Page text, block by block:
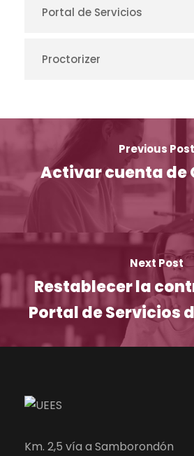
Portal de Servicios
Proctorizer
Previous Post
Activar cuenta de
Next Post
Restablecer la
Portal de Servicios
Km. 2,5 vía a Samborondón